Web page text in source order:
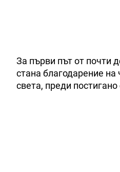
За първи път от почти
стана благодарение
света, преди